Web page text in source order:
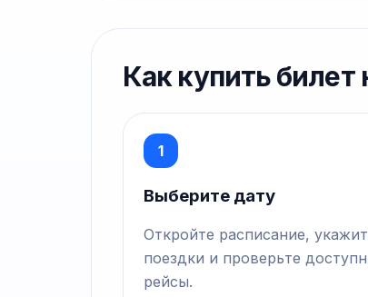
Как купить
1
Выберите дату
Откройте расписание,
поездки и проверьте
рейсы.